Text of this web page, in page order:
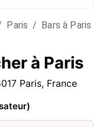
Paris / Bars à Paris
à Paris
Paris, France